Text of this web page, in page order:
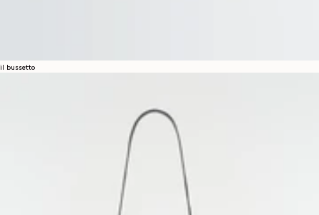
il bussetto